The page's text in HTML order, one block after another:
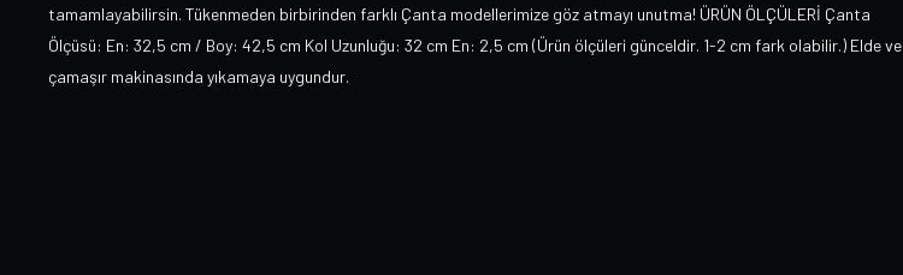
tamamlayabilirsin. Tükenmeden birbirinden farklı Çanta modellerimize göz atmayı unutma! ÜRÜN ÖLÇÜLERİ Çanta
Ölçüsü: En: 32,5 cm / Boy: 42,5 cm Kol Uzunluğu: 32 cm En: 2,5 cm (Ürün ölçüleri günceldir. 1-2 cm fark olabilir.) Elde ve
çamaşır makinasında yıkamaya uygundur.